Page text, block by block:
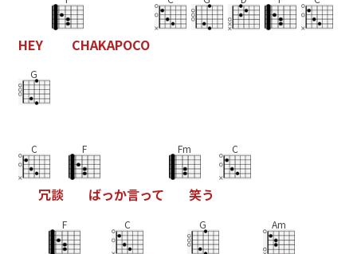
HEY CHAKAPOCO
G
C
冗談
F
ばっか言って
Fm
笑う
C
F C G Am